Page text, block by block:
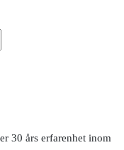
30 års erfarenhet inom